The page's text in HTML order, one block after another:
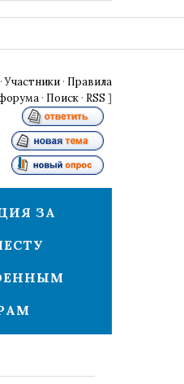
·Участники · Правила
· Поиск · RSS ]
ЗА